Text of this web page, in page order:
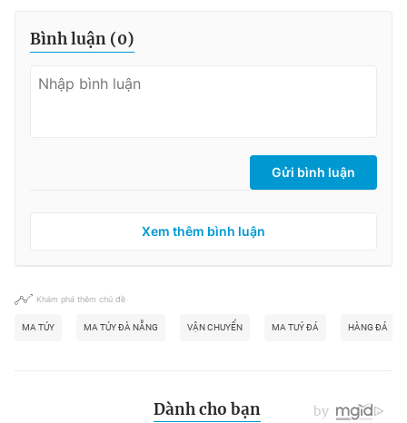
Bình luận (0)
Gửi bình luận
Xem thêm bình luận
Khám phá thêm chủ đề
MA TÚY MA TÚY ĐÀ NẴNG VẬN CHUYỂN MA TUÝ ĐÁ HÀNG ĐÁ